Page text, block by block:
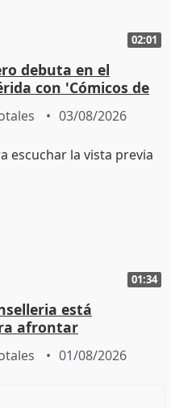
02:01
debuta en el
con 'Cómicos de
me ha escogido"
03/08/2026
01:34
está
afrontar
todos los escenarios"
01/08/2026